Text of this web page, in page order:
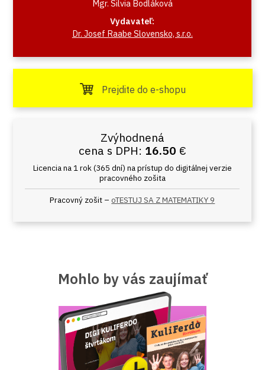
Mgr. Silvia Bodláková
Vydavateľ:
Dr. Josef Raabe Slovensko, s.r.o.
Prejdite do e-shopu
Zvýhodnená
cena s DPH: 16.50 €
Licencia na 1 rok (365 dní) na prístup do digitálnej verzie
pracovného zošita
Pracovný zošit –oTESTUJ SA Z MATEMATIKY 9
Mohlo by vás zaujímať